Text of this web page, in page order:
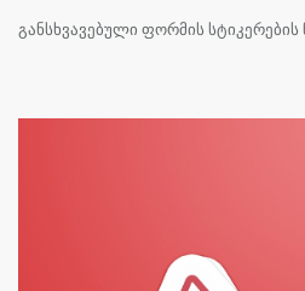
განსხვავებული ფორმის სტიკერების